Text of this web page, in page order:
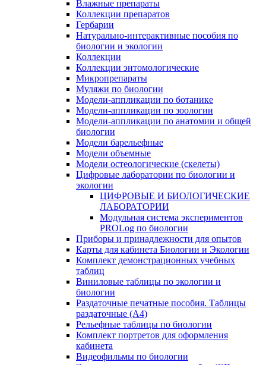
Влажные препараты
Коллекции препаратов
Гербарии
Натурально-интерактивные пособия по
биологии и экологии
Коллекции
Коллекции энтомологические
Микропрепараты
Муляжи по биологии
Модели-аппликации по ботанике
Модели-аппликации по зоологии
Модели-аппликации по анатомии и общей
биологии
Модели барельефные
Модели объемные
Модели остеологические (скелеты)
Цифровые лаборатории по биологии и
экологии
ЦИФРОВЫЕ И БИОЛОГИЧЕСКИЕ
ЛАБОРАТОРИИ
Модульная система экспериментов
PROLog по биологии
Приборы и принадлежности для опытов
Карты для кабинета Биологии и Экологии
Комплект демонстрационных учебных
таблиц
Виниловые таблицы по экологии и
биологии
Раздаточные печатные пособия. Таблицы
раздаточные (А4)
Рельефные таблицы по биологии
Комплект портретов для оформления
кабинета
Видеофильмы по биологии